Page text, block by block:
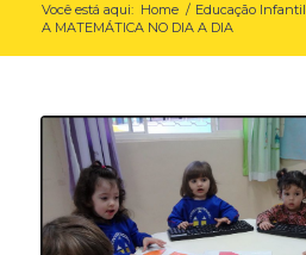
Você está aqui: Home / Educação Infantil
A MATEMÁTICA NO DIA A DIA